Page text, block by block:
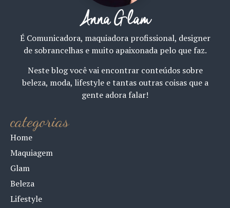
Anna Glam
É Comunicadora, maquiadora profissional, designer
de sobrancelhas e muito apaixonada pelo que faz.
Neste blog você vai encontrar conteúdos sobre
beleza, moda, lifestyle e tantas outras coisas que a
gente adora falar!
categorias
Home
Maquiagem
Glam
Beleza
Lifestyle